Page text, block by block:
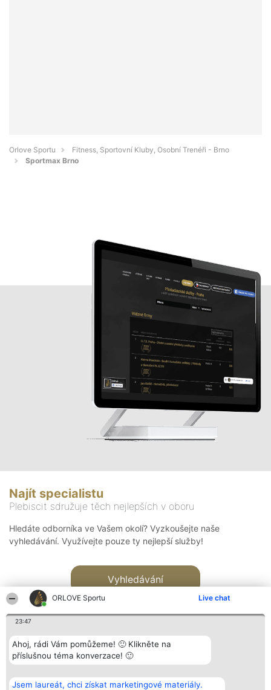
ORLOVE Sportu Live chat
23:47
Ahoj, rádi Vám pomůžeme! 🙂 Klikněte na
příslušnou téma konverzace! 🙂
Jsem laureát, chci získat marketingové materiály.
Orlove Sportu
Fitness, Sportovní Kluby, Osobní Trenéři - Brno
Sportmax Brno
Najít specialistu
Plebiscit sdružuje těch nejlepších v oboru
Hledáte odborníka ve Vašem okolí? Vyzkoušejte naše
vyhledávání. Využívejte pouze ty nejlepší služby!
Vyhledávání
Bright Side Solutions sp. z o.
o. sp. k.
Vítězové
Seznam všech
Kontakt